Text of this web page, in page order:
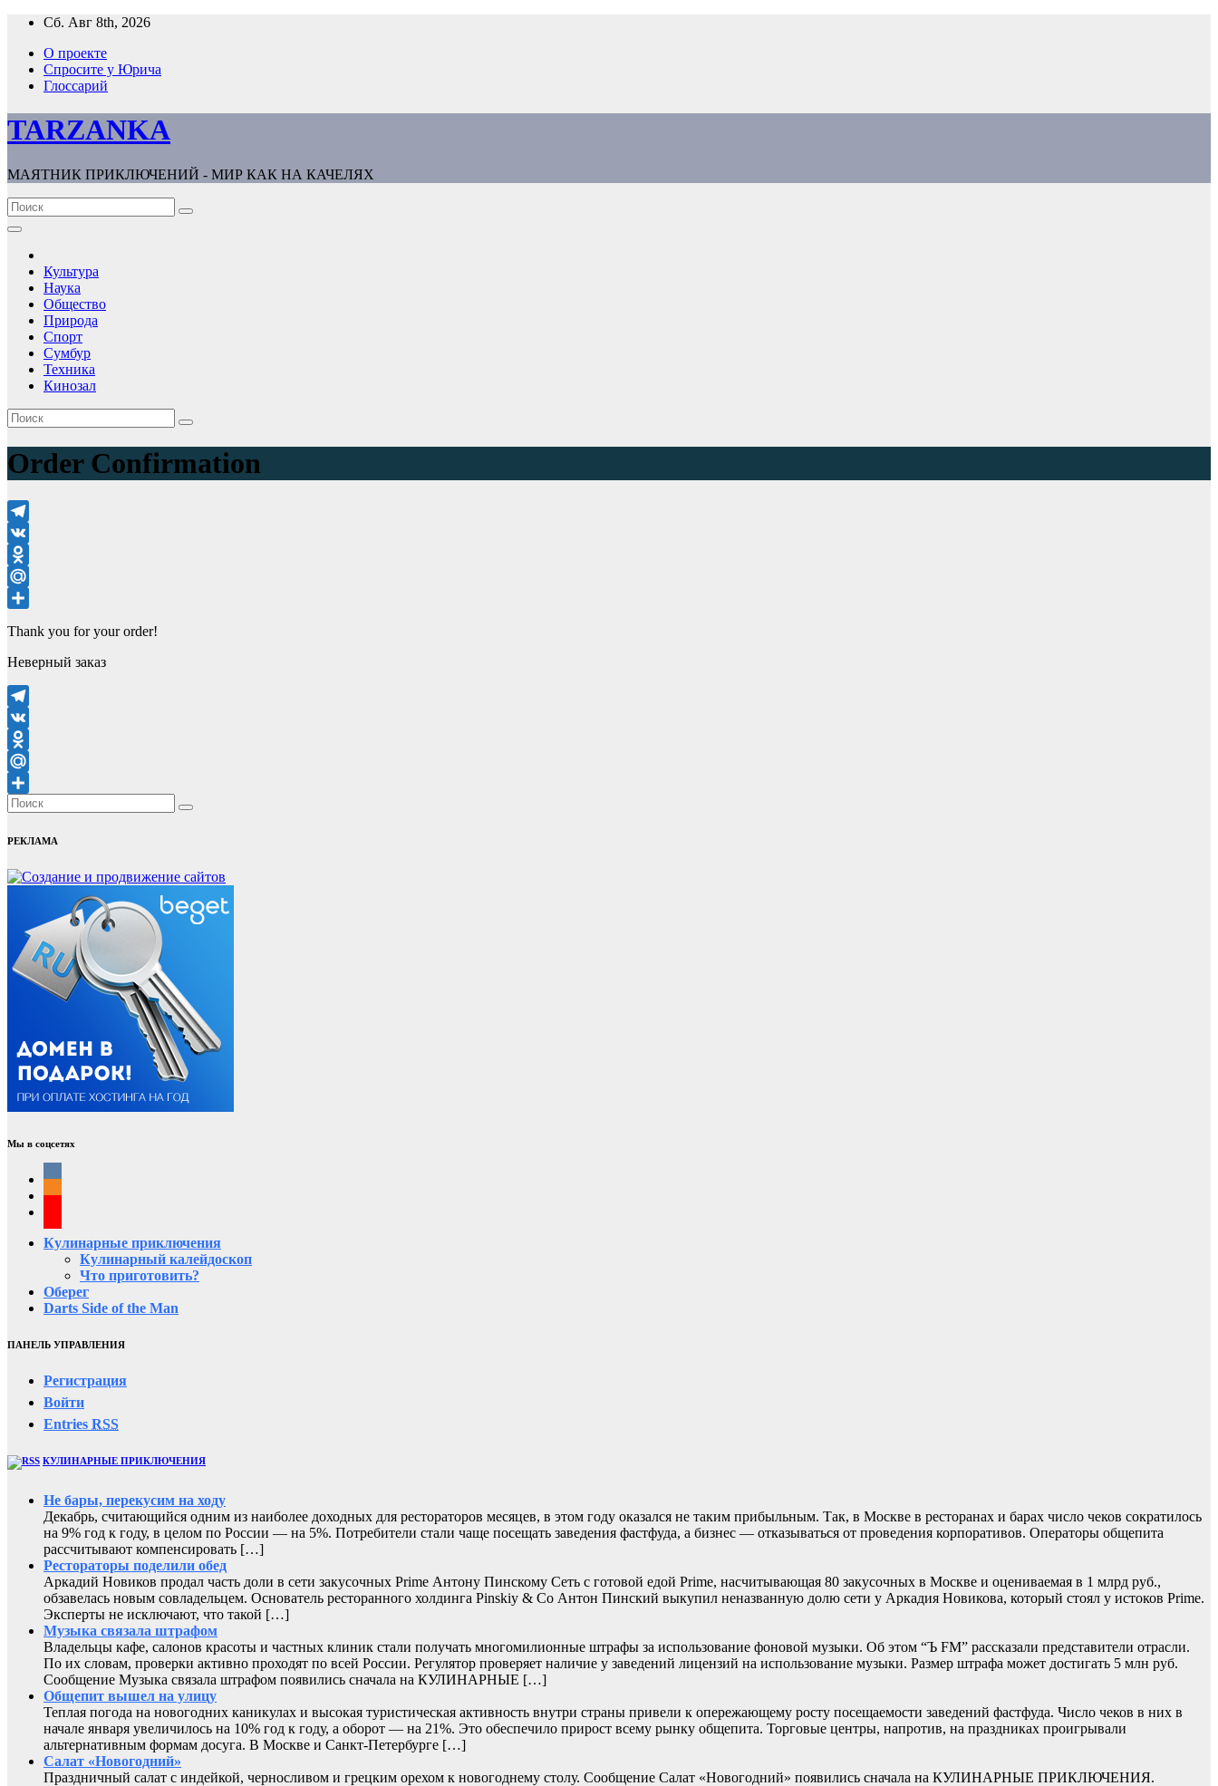
Перейти
содержимому
Сб. Авг 8th, 2026
О проекте
Спросите у Юрича
Глоссарий
TARZANKA
МАЯТНИК ПРИКЛЮЧЕНИЙ - МИР КАК НА КАЧЕЛЯХ
Культура
Наука
Общество
Природа
Спорт
Сумбур
Техника
Кинозал
Order Confirmation
Telegram
VK
Odnoklassniki
Mail.Ru
Thank you for your order!
Неверный заказ
Telegram
VK
Odnoklassniki
Mail.Ru
Отправить
РЕКЛАМА
Мы в соцсетях
Кулинарные приключения
Кулинарный калейдоскоп
Что приготовить?
Оберег
Darts Side of the Man
ПАНЕЛЬ УПРАВЛЕНИЯ
Регистрация
Войти
Entries RSS
КУЛИНАРНЫЕ ПРИКЛЮЧЕНИЯ
Не бары, перекусим на ходу
Декабрь, считающийся одним из наиболее доходных для рестораторов месяцев, в этом году оказался не таким прибыльным. Так, в Москве в ресторанах и барах число чеков сократилось
на 9% год к году, в целом по России — на 5%. Потребители стали чаще посещать заведения фастфуда, а бизнес — отказываться от проведения корпоративов. Операторы общепита
рассчитывают компенсировать […]
Рестораторы поделили обед
Аркадий Новиков продал часть доли в сети закусочных Prime Антону Пинскому Сеть с готовой едой Prime, насчитывающая 80 закусочных в Москве и оцениваемая в 1 млрд руб.,
обзавелась новым совладельцем. Основатель ресторанного холдинга Pinskiy & Co Антон Пинский выкупил неназванную долю сети у Аркадия Новикова, который стоял у истоков Prime.
Эксперты не исключают, что такой […]
Музыка связала штрафом
Владельцы кафе, салонов красоты и частных клиник стали получать многомилионные штрафы за использование фоновой музыки. Об этом “Ъ FM” рассказали представители отрасли.
По их словам, проверки активно проходят по всей России. Регулятор проверяет наличие у заведений лицензий на использование музыки. Размер штрафа может достигать 5 млн руб.
Сообщение Музыка связала штрафом появились сначала на КУЛИНАРНЫЕ […]
Общепит вышел на улицу
Теплая погода на новогодних каникулах и высокая туристическая активность внутри страны привели к опережающему росту посещаемости заведений фастфуда. Число чеков в них в
начале января увеличилось на 10% год к году, а оборот — на 21%. Это обеспечило прирост всему рынку общепита. Торговые центры, напротив, на праздниках проигрывали
альтернативным формам досуга. В Москве и Санкт-Петербурге […]
Салат «Новогодний»
Праздничный салат с индейкой, черносливом и грецким орехом к новогоднему столу. Сообщение Салат «Новогодний» появились сначала на КУЛИНАРНЫЕ ПРИКЛЮЧЕНИЯ.